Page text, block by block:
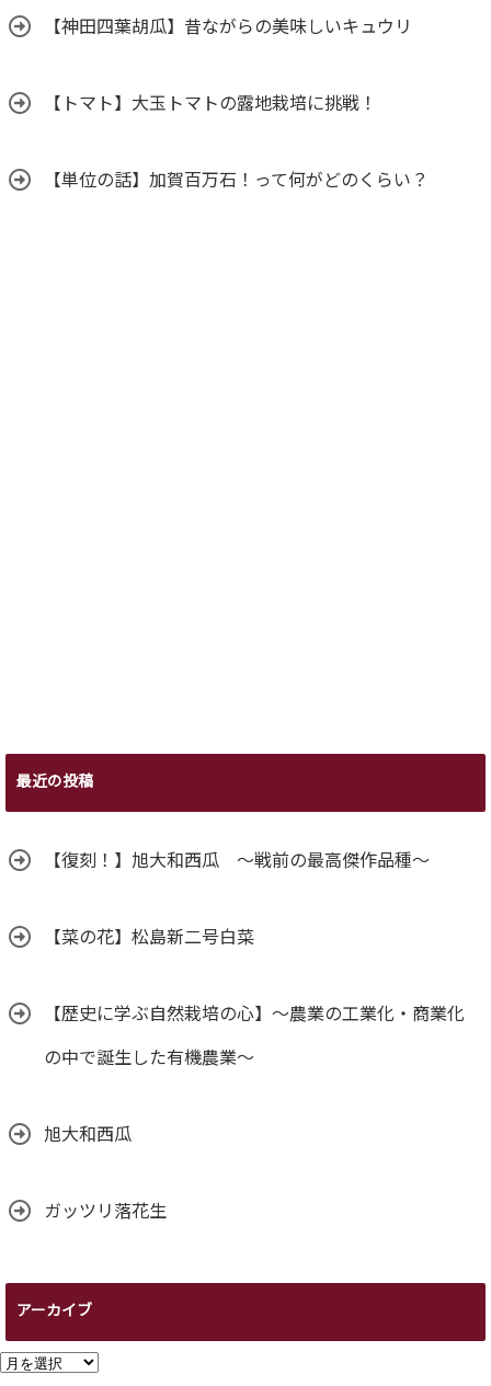
【神田四葉胡瓜】昔ながらの美味しいキュウリ
【トマト】大玉トマトの露地栽培に挑戦！
【単位の話】加賀百万石！って何がどのくらい？
最近の投稿
【復刻！】旭大和西瓜 ～戦前の最高傑作品種～
【菜の花】松島新二号白菜
【歴史に学ぶ自然栽培の心】～農業の工業化・商業化
の中で誕生した有機農業～
旭大和西瓜
ガッツリ落花生
アーカイブ
ア